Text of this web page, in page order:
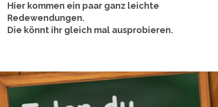
Hier kommen ein paar ganz leichte
Redewendungen.
Die könnt ihr gleich mal ausprobieren.